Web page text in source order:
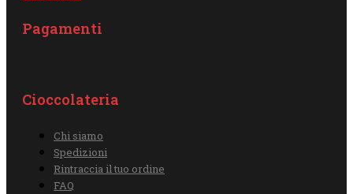
Pagamenti
Cioccolateria
Chi siamo
Spedizioni
Rintraccia il tuo ordine
FAQ